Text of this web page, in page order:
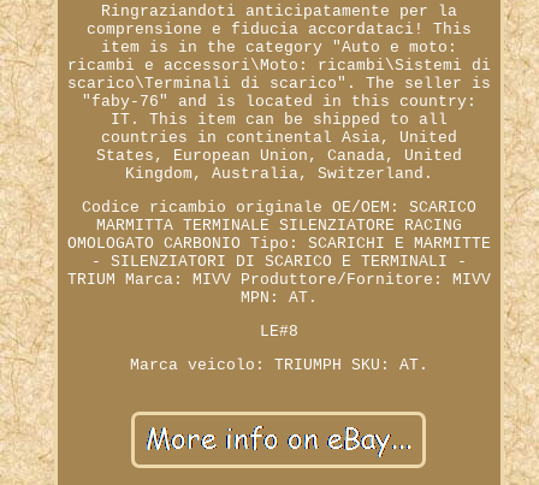
Ringraziandoti anticipatamente per la
comprensione e fiducia accordataci! This
item is in the category "Auto e moto:
ricambi e accessori\Moto: ricambi\Sistemi di
scarico\Terminali di scarico". The seller is
"faby-76" and is located in this country:
IT. This item can be shipped to all
countries in continental Asia, United
States, European Union, Canada, United
Kingdom, Australia, Switzerland.
Codice ricambio originale OE/OEM: SCARICO
MARMITTA TERMINALE SILENZIATORE RACING
OMOLOGATO CARBONIO Tipo: SCARICHI E MARMITTE
- SILENZIATORI DI SCARICO E TERMINALI -
TRIUM
Marca: MIVV
Produttore/Fornitore: MIVV
MPN: AT.
LE#8
Marca veicolo: TRIUMPH
SKU: AT.